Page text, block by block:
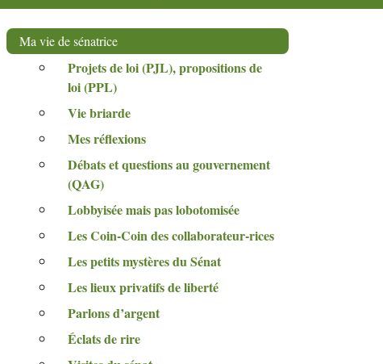
Ma vie de sénatrice
Projets de loi (PJL), propositions de
loi (PPL)
Vie briarde
Mes réflexions
Débats et questions au gouvernement
(QAG)
Lobbyisée mais pas lobotomisée
Les Coin-Coin des collaborateur-rices
Les petits mystères du Sénat
Les lieux privatifs de liberté
Parlons d’argent
Éclats de rire